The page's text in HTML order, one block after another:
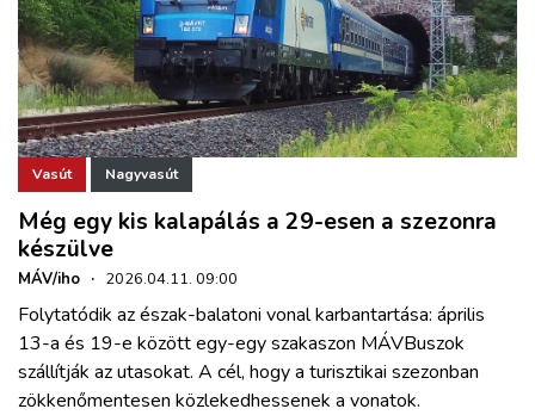
Vasút Nagyvasút
Még egy kis kalapálás a 29-esen a szezonra
készülve
MÁV/iho · 2026.04.11. 09:00
Folytatódik az észak-balatoni vonal karbantartása: április
13-a és 19-e között egy-egy szakaszon MÁVBuszok
szállítják az utasokat. A cél, hogy a turisztikai szezonban
zökkenőmentesen közlekedhessenek a vonatok.